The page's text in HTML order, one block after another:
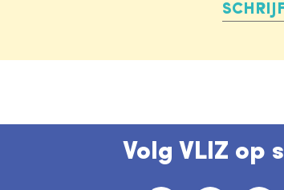
Volg VLIZ op